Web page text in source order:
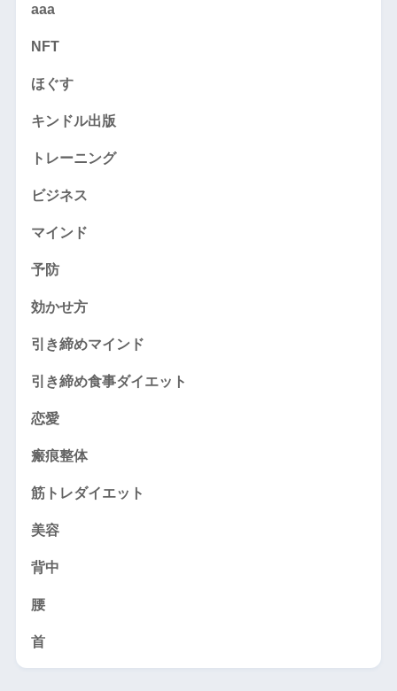
aaa
NFT
ほぐす
キンドル出版
トレーニング
ビジネス
マインド
予防
効かせ方
引き締めマインド
引き締め食事ダイエット
恋愛
瘢痕整体
筋トレダイエット
美容
背中
腰
首